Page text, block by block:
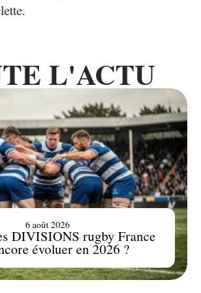
L'ACTU
DIVISIONS rugby France
évoluer en 2026 ?
6 août 2026